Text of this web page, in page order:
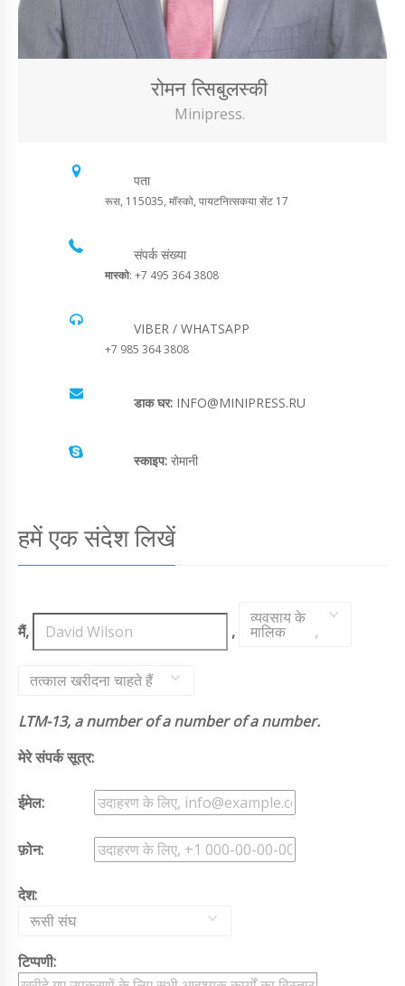
रोमन त्सिबुलस्की
Minipress.
पता
रूस, 115035, मॉस्को, पायटनित्सकया सेंट 17
संपर्क संख्या
मास्को: +7 495 364 3808
VIBER / WHATSAPP
+7 985 364 3808
डाक घर: INFO@MINIPRESS.RU
स्काइप: रोमानी
हमें एक संदेश लिखें
मैं, ,
व्यवसाय के
मालिक ,
तत्काल खरीदना चाहते हैं
LTM-13, a number of a number of a number.
मेरे संपर्क सूत्र:
ईमेल:
फ़ोन:
देश:
रूसी संघ
टिप्पणी: